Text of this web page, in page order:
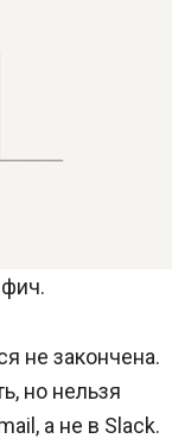
не закончена.
но нельзя
а не в Slack.